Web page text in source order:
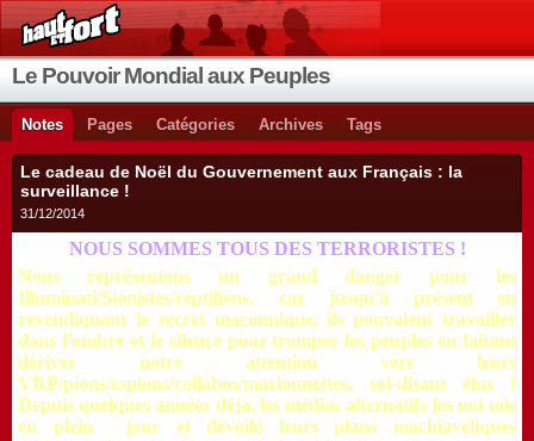
Le Pouvoir Mondial aux Peuples
Notes Pages Catégories Archives Tags
Le cadeau de Noël du Gouvernement aux Français : la
surveillance !
31/12/2014
NOUS SOMMES TOUS DES TERRORISTES !
Nous représentons un grand danger pour les
Illuminati/Sionistes/reptiliens, car jusqu'à présent en
revendiquant le secret maçonnique, ils pouvaient travailler
dans l'ombre et le silence pour tromper les peuples en faisant
dériver notre attention vers leurs
VRP/pions/espions/collabos/marionnettes, soi-disant élus !
Depuis quelques années déjà, les médias alternatifs les ont mis
en plein jour et dévoilé leurs plans machiavéliques